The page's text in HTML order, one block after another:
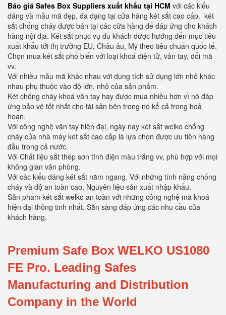
Báo giá Safes Box Suppliers xuất khẩu tại HCM với các kiểu
dáng và mẫu mã đẹp, đa dạng tại cửa hàng két sắt cao cấp. két
sắt chống cháy được bán tại các cửa hàng để đáp ứng cho khách
hàng nội địa. Két sắt phục vụ du khách được hướng đến mục tiêu
xuất khẩu tới thị trường EU, Châu âu, Mỹ theo tiêu chuẩn quốc tế.
Chọn mua két sắt phổ biến với loại khoá điện tử, vân tay, đổi mã
vv.
Với nhiều mẫu mã khác nhau với dung tích sử dụng lớn nhỏ khác
nhau phụ thuộc vào độ lớn, nhỏ của sản phẩm.
Két chống cháy khoá vân tay hay được mua nhiều hơn vì nó đáp
ứng bảo vệ tốt nhất cho tài sản bên trong nó kể cả trong hoả
hoạn.
Với công nghệ vân tay hiện đại, ngày nay két sắt welko chống
cháy của nhà máy két sắt cao cấp là lựa chọn được ưu tiên hàng
đầu trong cả nước.
Với Chất liệu sắt thép sơn tĩnh điện màu trắng vv, phù hợp với mọi
không gian văn phòng.
Với các kiểu dáng két sắt nằm ngang. Với những tính năng chống
cháy và độ an toàn cao, Nguyên liệu sản xuất nhập khẩu.
Sản phẩm két sắt welko an toàn với những công nghệ mã khoá
hiện đại thông tinh nhất. Sẵn sàng đáp ứng các nhu cầu của
khách hàng.
Premium Safe Box WELKO US1080
FE Pro. Leading Safes
Manufacturing and Distribution
Company in the World